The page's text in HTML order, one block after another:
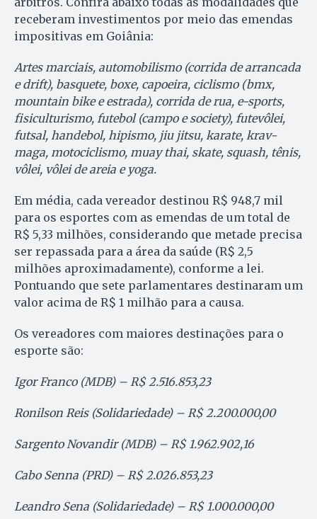
receberam investimentos por meio das emendas
impositivas em Goiânia:
Artes marciais, automobilismo (corrida de arrancada
e drift), basquete, boxe, capoeira, ciclismo (bmx,
mountain bike e estrada), corrida de rua, e-sports,
fisiculturismo, futebol (campo e society), futevôlei,
futsal, handebol, hipismo, jiu jitsu, karate, krav-
maga, motociclismo, muay thai, skate, squash, tênis,
vôlei, vôlei de areia e yoga.
Em média, cada vereador destinou R$ 948,7 mil
para os esportes com as emendas de um total de
R$ 5,33 milhões, considerando que metade precisa
ser repassada para a área da saúde (R$ 2,5
milhões aproximadamente), conforme a lei.
Pontuando que sete parlamentares destinaram um
valor acima de R$ 1 milhão para a causa.
Os vereadores com maiores destinações para o
esporte são:
Igor Franco (MDB) – R$ 2.516.853,23
Ronilson Reis (Solidariedade) – R$ 2.200.000,00
Sargento Novandir (MDB) – R$ 1.962.902,16
Cabo Senna (PRD) – R$ 2.026.853,23
Leandro Sena (Solidariedade) – R$ 1.000.000,00